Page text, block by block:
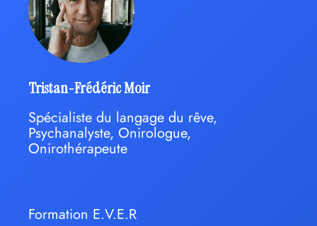
Tristan-Frédéric Moir
Spécialiste du langage du rêve,
Psychanalyste, Onirologue,
Onirothérapeute
Formation E.V.E.R